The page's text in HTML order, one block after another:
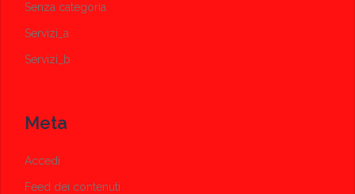
Senza categoria
Servizi_a
Servizi_b
Meta
Accedi
Feed dei contenuti